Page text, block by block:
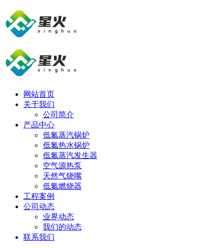
网站首页
关于我们
公司简介
产品中心
低氮蒸汽锅炉
低氮热水锅炉
低氮蒸汽发生器
空气源热泵
天然气烧嘴
低氮燃烧器
工程案例
公司动态
业界动态
我们的动态
联系我们